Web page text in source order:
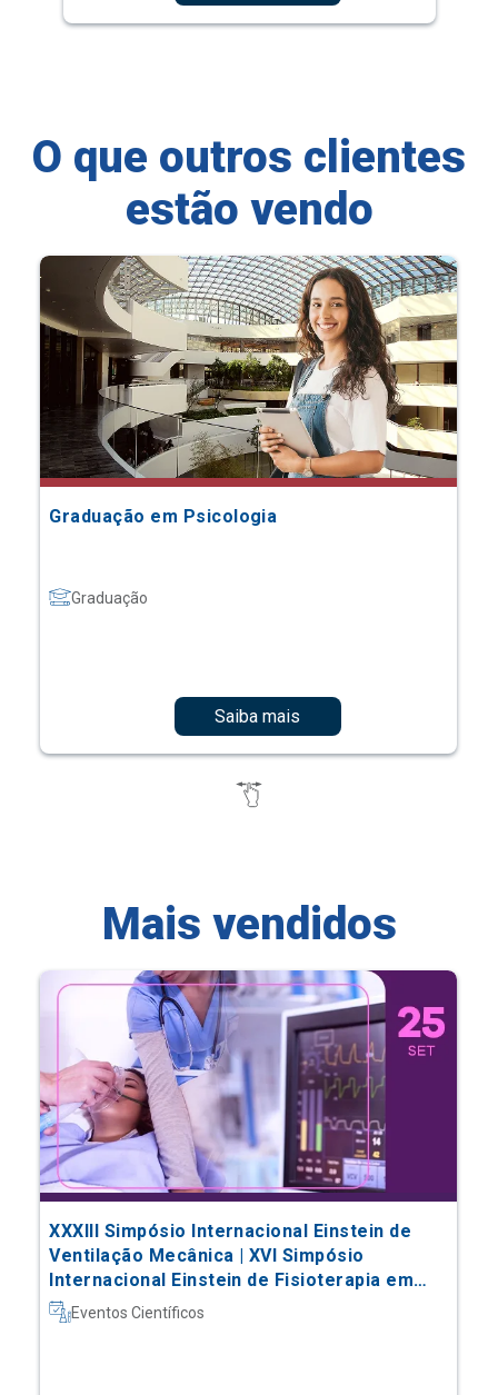
O que outros clientes
estão vendo
Graduação em Psicologia
Graduação
Saiba mais
Mais vendidos
XXXIII Simpósio Internacional Einstein de
Ventilação Mecânica | XVI Simpósio
Internacional Einstein de Fisioterapia em
Terapia Intensiva
Eventos Científicos